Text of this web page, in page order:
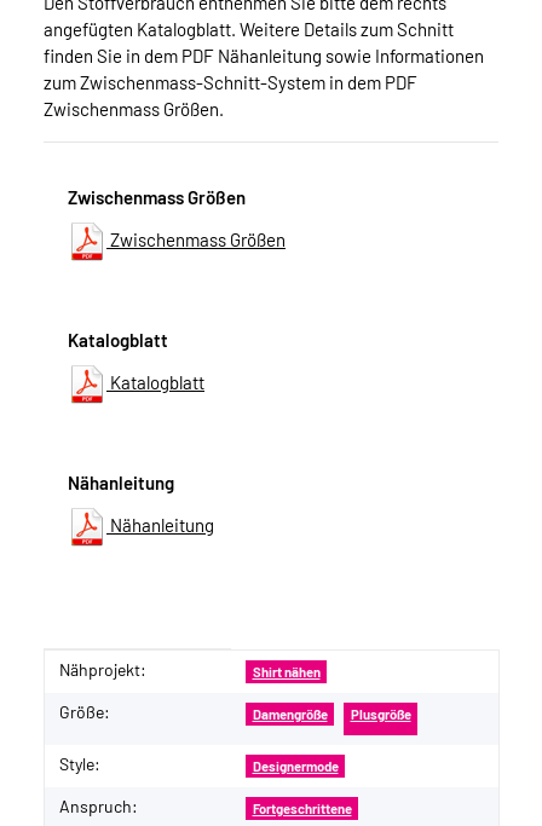
angefügten Katalogblatt. Weitere Details zum Schnitt
finden Sie in dem PDF Nähanleitung sowie Informationen
zum Zwischenmass-Schnitt-System in dem PDF
Zwischenmass Größen.
Zwischenmass Größen
Zwischenmass Größen
Katalogblatt
Katalogblatt
Nähanleitung
Nähanleitung
Produkteigenschaft
Wert
Nähprojekt: Shirt nähen
Größe: Damengröße Plusgröße
Style: Designermode
Anspruch: Fortgeschrittene